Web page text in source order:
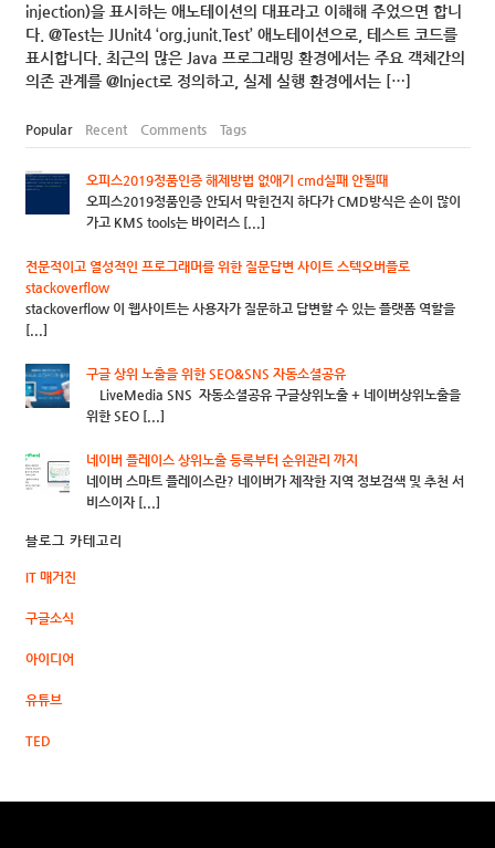
injection)을 표시하는 애노테이션의 대표라고 이해해 주었으면 합니
다. @Test는 JUnit4 ‘org.junit.Test’ 애노테이션으로, 테스트 코드를
표시합니다. 최근의 많은 Java 프로그래밍 환경에서는 주요 객체간의
의존 관계를 @Inject로 정의하고, 실제 실행 환경에서는 […]
Popular Recent Comments Tags
오피스2019정품인증 해제방법 없애기 cmd실패 안될때
오피스2019정품인증 안되서 막힌건지 하다가 CMD방식은 손이 많이
가고 KMS tools는 바이러스 [...]
전문적이고 열성적인 프로그래머를 위한 질문답변 사이트 스텍오버플로
stackoverflow
stackoverflow 이 웹사이트는 사용자가 질문하고 답변할 수 있는 플랫폼 역할을
[...]
구글 상위 노출을 위한 SEO&SNS 자동소셜공유
LiveMedia SNS 자동소셜공유 구글상위노출 + 네이버상위노출을
위한 SEO [...]
네이버 플레이스 상위노출 등록부터 순위관리 까지
네이버 스마트 플레이스란? 네이버가 제작한 지역 정보검색 및 추천 서
비스이자 [...]
블로그 카테고리
IT 매거진
구글소식
아이디어
유튜브
TED